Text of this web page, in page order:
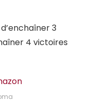
3
4 victoires